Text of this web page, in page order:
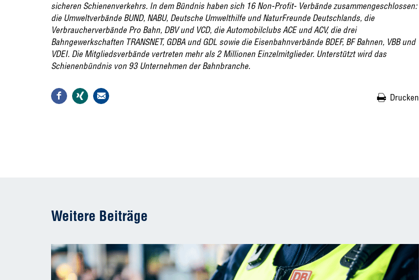
sicheren Schienenverkehrs. In dem Bündnis haben sich 16 Non-Profit- Verbände zusammengeschlossen:
die Umweltverbände BUND, NABU, Deutsche Umwelthilfe und NaturFreunde Deutschlands, die
Verbraucherverbände Pro Bahn, DBV und VCD, die Automobilclubs ACE und ACV, die drei
Bahngewerkschaften TRANSNET, GDBA und GDL sowie die Eisenbahnverbände BDEF, BF Bahnen, VBB und
VDEI. Die Mitgliedsverbände vertreten mehr als 2 Millionen Einzelmitglieder. Unterstützt wird das
Schienenbündnis von 93 Unternehmen der Bahnbranche.
Drucken
Weitere Beiträge